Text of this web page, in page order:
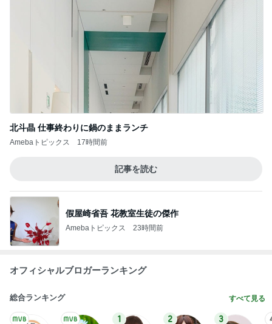
北斗晶 仕事終わりに鍋のままランチ
Amebaトピックス 17時間前
記事を読む
假屋崎省吾 花教室生徒の傑作
Amebaトピックス 23時間前
オフィシャルブロガーランキング
総合ランキング すべて見る
1 2 3